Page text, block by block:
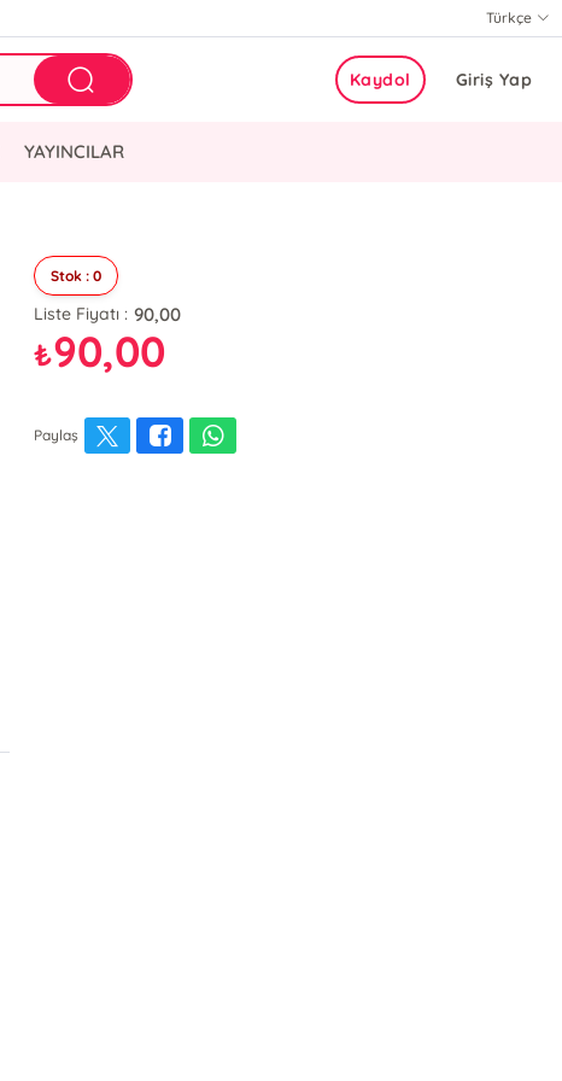
Türkçe
Giriş Yap
Kaydol
YAYINCILAR
Stok : 0
Liste Fiyatı : 90,00
₺90,00
Paylaş